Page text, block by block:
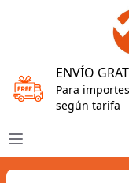
ENVÍO
Para
según tarifa